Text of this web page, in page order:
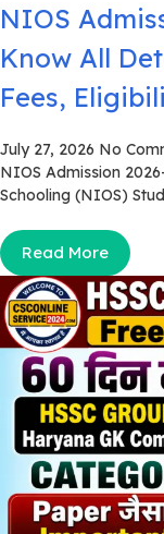
NIOS
Know All
Fees,
July 27, 2026 No
NIOS Admission
Schooling (NIOS)
Read More